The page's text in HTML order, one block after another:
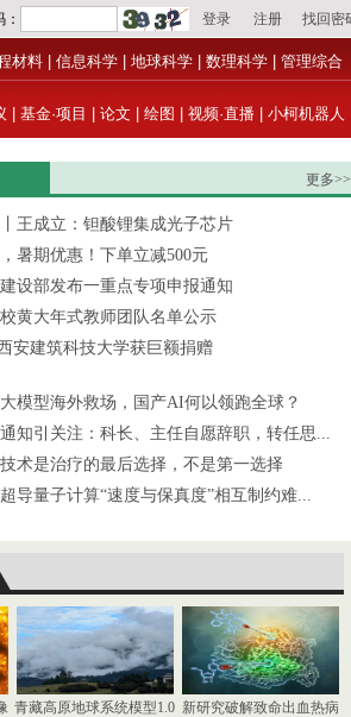
材料 信息科学 地球科学 数理科学 管理综合
基金·项目 论文 绘图 视频·直播 小柯机器人
更多>>
王成立：钽酸锂集成光子芯片
暑期优惠！下单立减500元
设部发布一重点专项申报通知
黄大年式教师团队名单公示
安建筑科技大学获巨额捐赠
模型海外救场，国产AI何以领跑全球？
知引关注：科长、主任自愿辞职，转任思...
术是治疗的最后选择，不是第一选择
导量子计算“速度与保真度”相互制约难...
青藏高原地球系统模型1.0 新研究破解致命出血热病